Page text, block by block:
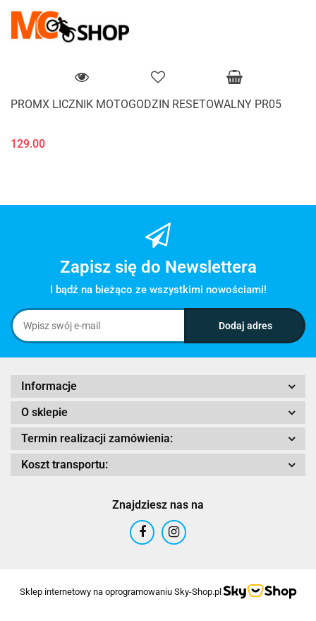
PROMX LICZNIK MOTOGODZIN RESETOWALNY PR05
129.00
Zapisz się do Newslettera
I bądź na bieżąco ze wszystkimi nowościami!
Informacje
O sklepie
Termin realizacji zamówienia:
Koszt transportu:
Znajdziesz nas na
Sklep internetowy na oprogramowaniu Sky-Shop.pl